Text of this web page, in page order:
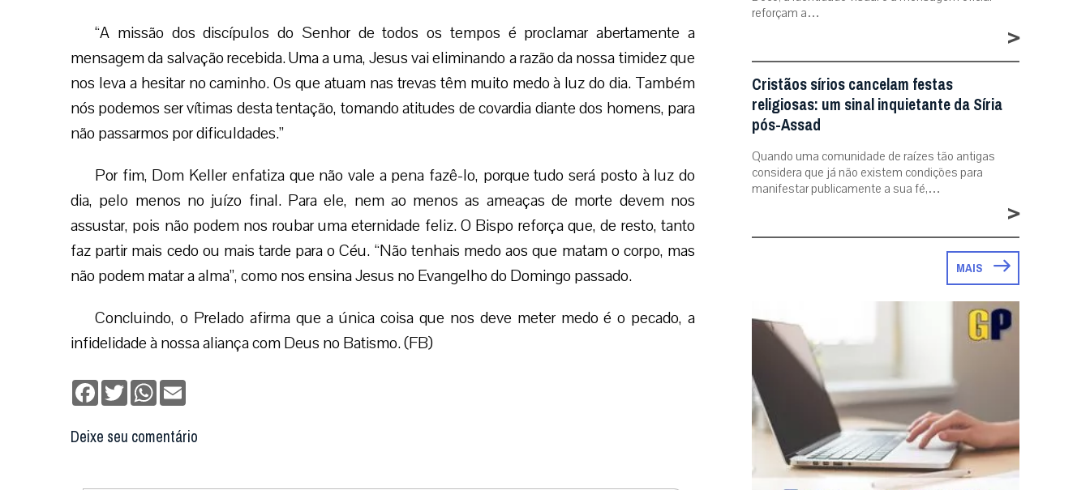
“A missão dos discípulos do Senhor de todos os tempos é proclamar abertamente a
mensagem da salvação recebida. Uma a uma, Jesus vai eliminando a razão da nossa timidez que
nos leva a hesitar no caminho. Os que atuam nas trevas têm muito medo à luz do dia. Também
nós podemos ser vítimas desta tentação, tomando atitudes de covardia diante dos homens, para
não passarmos por dificuldades.”
Por fim, Dom Keller enfatiza que não vale a pena fazê-lo, porque tudo será posto à luz do
dia, pelo menos no juízo final. Para ele, nem ao menos as ameaças de morte devem nos
assustar, pois não podem nos roubar uma eternidade feliz. O Bispo reforça que, de resto, tanto
faz partir mais cedo ou mais tarde para o Céu. “Não tenhais medo aos que matam o corpo, mas
não podem matar a alma”, como nos ensina Jesus no Evangelho do Domingo passado.
Concluindo, o Prelado afirma que a única coisa que nos deve meter medo é o pecado, a
infidelidade à nossa aliança com Deus no Batismo. (FB)
Facebook
TwitterWhatsApp
Deixe seu comentário
reforçam a…
>
Cristãos sírios cancelam festas
religiosas: um sinal inquietante da Síria
pós-Assad
Quando uma comunidade de raízes tão antigas
considera que já não existem condições para
manifestar publicamente a sua fé,…
>
MAIS